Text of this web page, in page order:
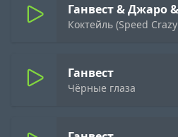
Ганвест & Джаро
Коктейль (Speed
Ганвест
Чёрные глаза